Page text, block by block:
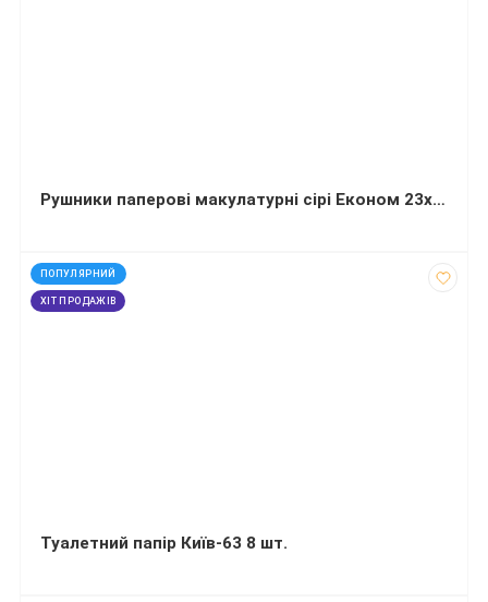
Рушники паперові макулатурні сірі Економ 23х24 см 160 штук
ПОПУЛЯРНИЙ
ХІТ ПРОДАЖІВ
код: 50187
Туалетний папір Київ-63 8 шт.